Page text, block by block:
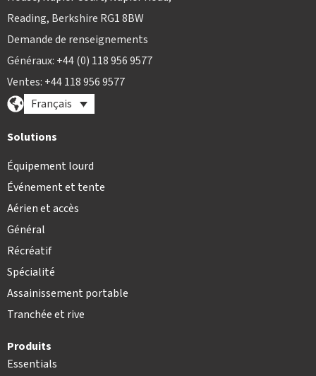
Reading, Berkshire RG1 8BW
Demande de renseignements
Généraux: +44 (0) 118 956 9577
Ventes: +44 118 956 9577
Français
Solutions
Équipement lourd
Événement et tente
Aérien et accès
Général
Récréatif
Spécialité
Assainissement portable
Tranchée et rive
Produits
Essentials